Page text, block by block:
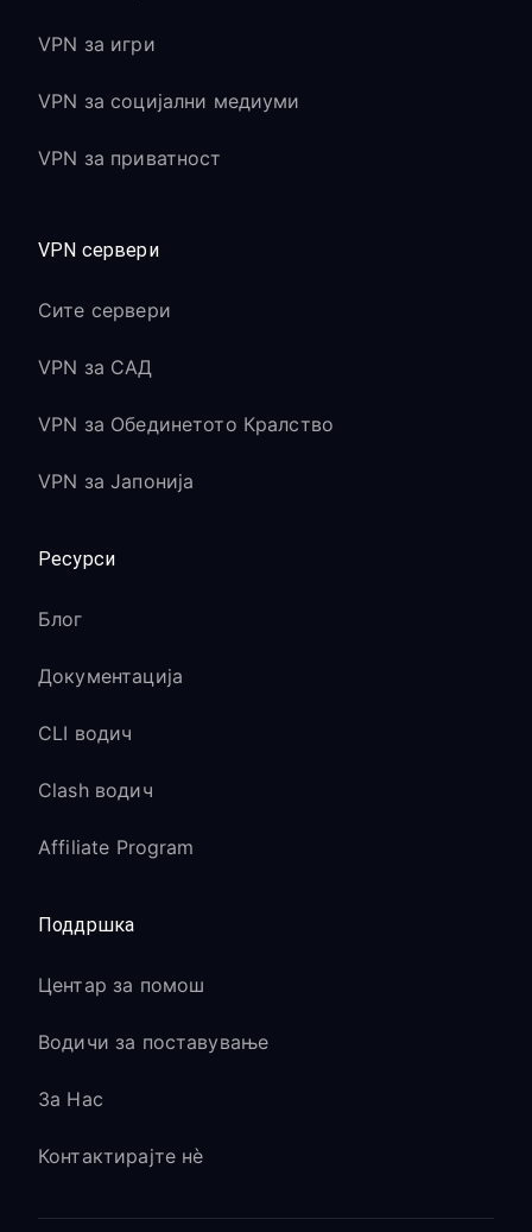
VPN за игри
VPN за социјални медиуми
VPN за приватност
VPN сервери
Сите сервери
VPN за САД
VPN за Обединетото Кралство
VPN за Јапонија
Ресурси
Блог
Документација
CLI водич
Clash водич
Affiliate Program
Поддршка
Центар за помош
Водичи за поставување
За Нас
Контактирајте нè